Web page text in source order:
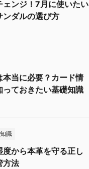
ェンジ！7月に使いたい
ンダルの選び方
本当に必要？カード情
ておきたい基礎知識
識
から本革を守る正し
方法